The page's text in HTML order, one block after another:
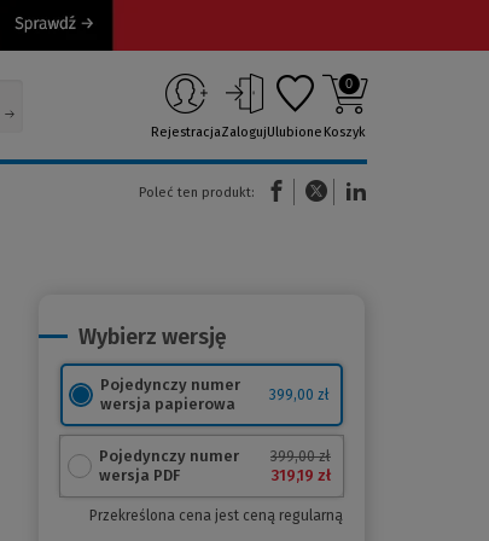
RejestracjaZalogujUlubione
0
Koszyk
Poleć ten produkt:
(Nowe okno)(Link do innej strony)
Wybierz wersję
Pojedynczy numer
wersja papierowa
399,00 zł
Pojedynczy numer
wersja PDF
399,00 zł
319,19 zł
Przekreślona cena jest ceną regularną